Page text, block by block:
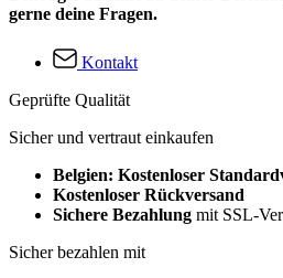
gerne deine Fragen.
Kontakt
Geprüfte Qualität
Sicher und vertraut einkaufen
Belgien: Kostenloser
Kostenloser Rückversand
Sichere Bezahlung mit SSL-
Sicher bezahlen mit